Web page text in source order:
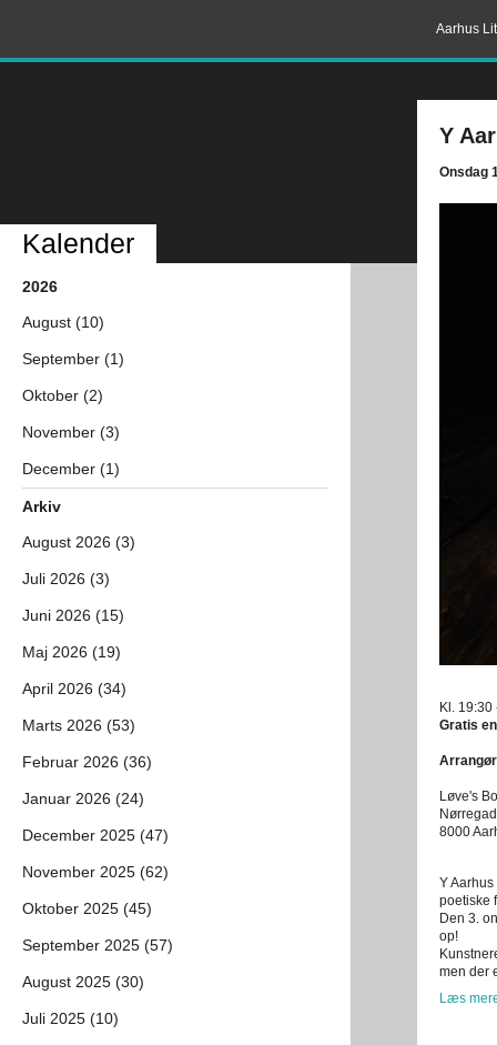
Aarhus
Y
Onsdag
Kl. 19:30
Gratis
Løve's
8000
Y
poetiske
Den 3.
op!
men der
Læs
Kalender
2026
August (10)
September (1)
Oktober (2)
November (3)
December (1)
Arkiv
August 2026 (3)
Juli 2026 (3)
Juni 2026 (15)
Maj 2026 (19)
April 2026 (34)
Marts 2026 (53)
Februar 2026 (36)
Januar 2026 (24)
December 2025 (47)
November 2025 (62)
Oktober 2025 (45)
September 2025 (57)
August 2025 (30)
Juli 2025 (10)